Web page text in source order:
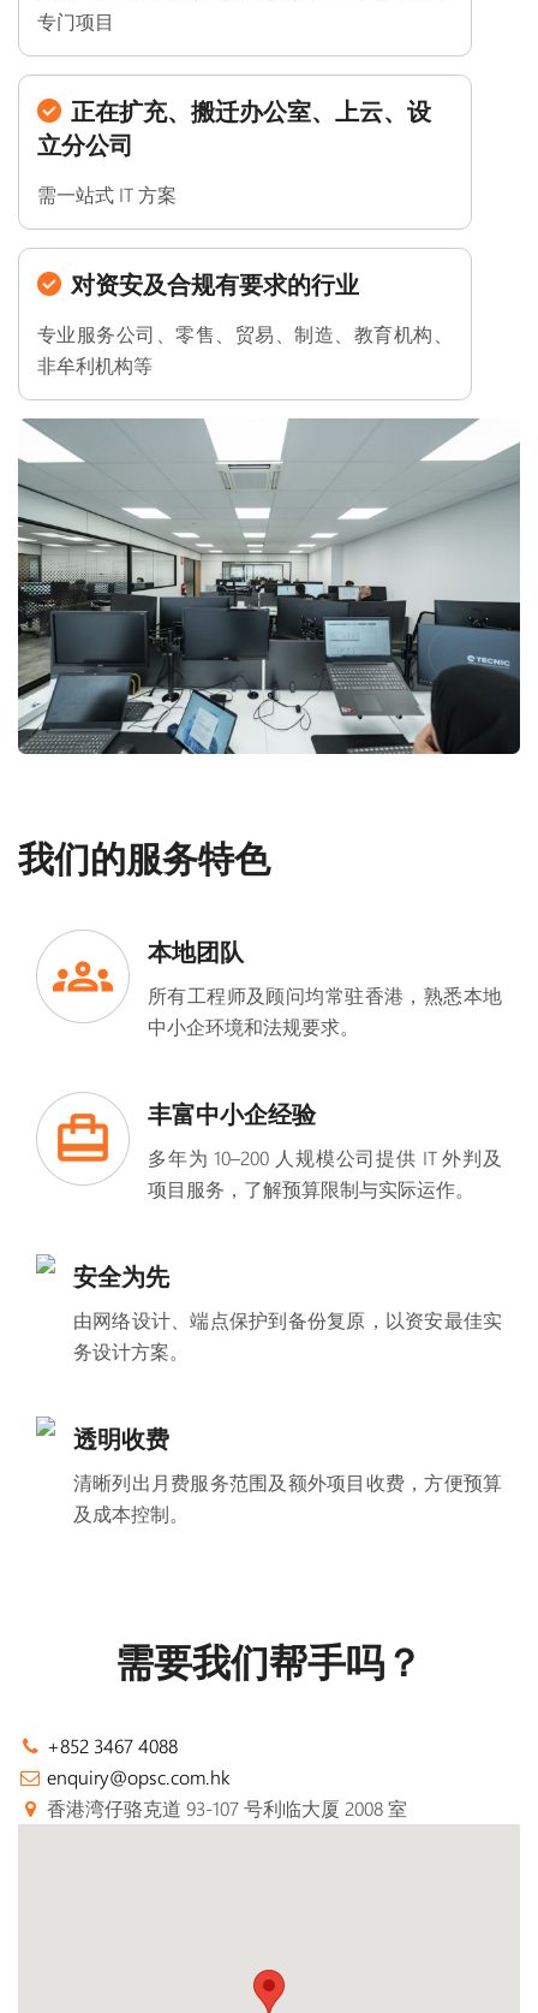
专门项目
正在扩充、搬迁办公室、上云、设
立分公司
需一站式 IT 方案
对资安及合规有要求的行业
专业服务公司、零售、贸易、制造、教育机构、
非牟利机构等
我们的服务特色
本地团队
所有工程师及顾问均常驻香港，熟悉本地
中小企环境和法规要求。
丰富中小企经验
多年为 10–200 人规模公司提供 IT 外判及
项目服务，了解预算限制与实际运作。
安全为先
由网络设计、端点保护到备份复原，以资安最佳实
务设计方案。
透明收费
清晰列出月费服务范围及额外项目收费，方便预算
及成本控制。
需要我们帮手吗？
+852 3467 4088
enquiry@opsc.com.hk
香港湾仔骆克道 93-107 号利临大厦 2008 室